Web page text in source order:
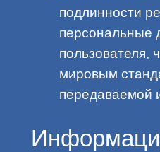
подлинности
персональные
пользователя,
мировым
передаваемой